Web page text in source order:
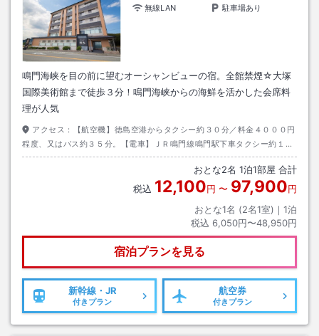
無線LAN
駐車場あり
鳴門海峡を目の前に望むオーシャンビューの宿。全館禁煙☆大塚
国際美術館まで徒歩３分！鳴門海峡からの海鮮を活かした会席料
理が人気
アクセス：
【航空機】徳島空港からタクシー約３０分／料金４０００円
程度、又はバス約３５分。【電車】ＪＲ鳴門線鳴門駅下車タクシー約１５
分。【お車】神戸淡路鳴門自動車道鳴門北I．C利用。
おとな2名 1泊1部屋 合計
税込 12,100円 〜 97,900円
おとな1名 (2名1室)｜ 1泊
税込 6,050円〜48,950円
宿泊プランを見る
新幹線・JR
付きプラン
航空券
付きプラン